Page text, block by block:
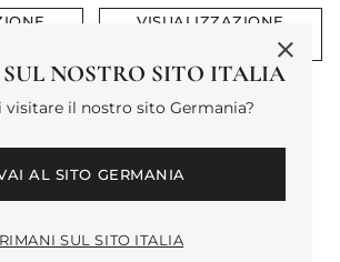
VISUALIZZAZIONE
NOSTRO SITO ITALIA
visitare il nostro sito Germania?
AL SITO GERMANIA
RIMANI SUL SITO ITALIA